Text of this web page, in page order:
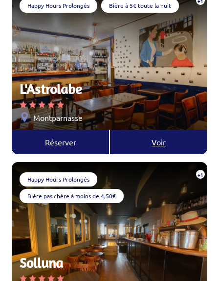
Happy Hours Prolongés Bière à 5€ toute la nuit
L'Astrolabe
Montparnasse
Réserver Voir
Happy Hours Prolongés
Bière pas chère à moins de 4,50€
+1
Solluna